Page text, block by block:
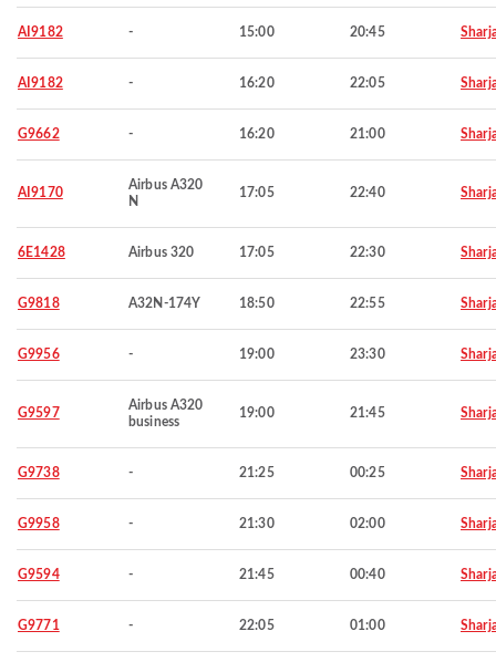
AI9182 - 15:00 20:45
AI9182 - 16:20 22:05
G9662 - 16:20 21:00
AI9170
Airbus A320
N
17:05 22:40
6E1428 Airbus 320 17:05 22:30
G9818 A32N-174Y 18:50 22:55
G9956 - 19:00 23:30
G9597
Airbus A320
business
19:00 21:45
G9738 - 21:25 00:25
G9958 - 21:30 02:00
G9594 - 21:45 00:40
G9771 - 22:05 01:00